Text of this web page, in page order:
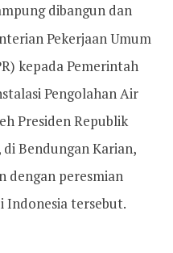
dibangun dan
Pekerjaan Umum
kepada Pemerintah
Pengolahan Air
Presiden Republik
Bendungan Karian,
dengan peresmian
Indonesia tersebut.